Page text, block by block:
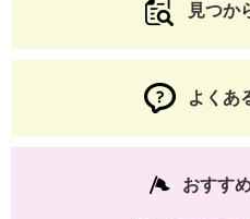
見つか
よくあ
おすす